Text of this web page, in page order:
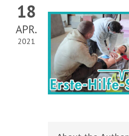
18
APR.
2021